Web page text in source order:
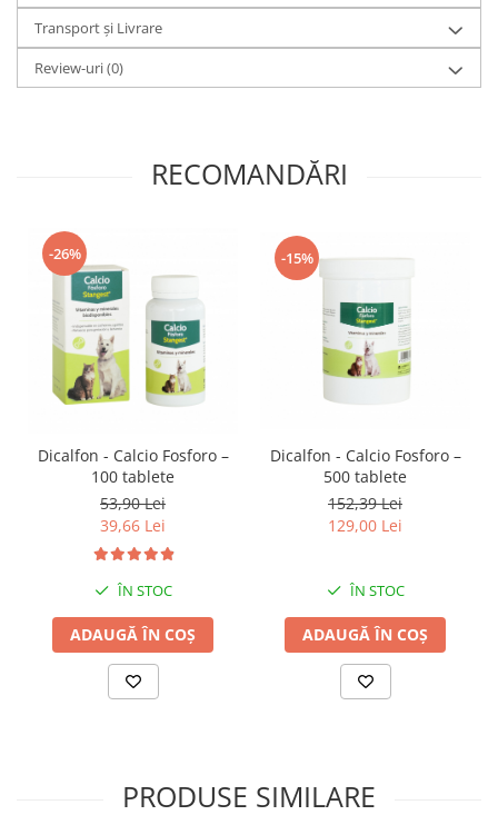
Transport și Livrare
Review-uri(0)
RECOMANDĂRI
-26%
Dicalfon - Calcio Fosforo –
100 tablete
53,90 Lei
39,66 Lei
ÎN STOC
ADAUGĂ ÎN COȘ
-15%
Dicalfon - Calcio Fosforo –
500 tablete
152,39 Lei
129,00 Lei
ÎN STOC
ADAUGĂ ÎN COȘ
PRODUSE SIMILARE